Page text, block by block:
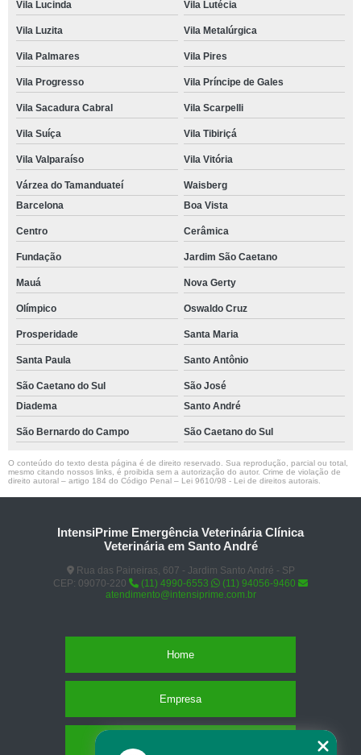
Vila Lucinda Vila Lutécia
Vila Luzita Vila Metalúrgica
Vila Palmares Vila Pires
Vila Progresso Vila Príncipe de Gales
Vila Sacadura Cabral Vila Scarpelli
Vila Suíça Vila Tibiriçá
Vila Valparaíso Vila Vitória
Várzea do Tamanduateí
Waisberg
Barcelona
Boa Vista
Centro Cerâmica
Fundação Jardim São Caetano
Mauá Nova Gerty
Olímpico Oswaldo Cruz
Prosperidade Santa Maria
Santa Paula Santo Antônio
São Caetano do Sul
São José
Diadema
Santo André
São Bernardo do Campo São Caetano do Sul
O conteúdo do texto desta página é de direito reservado. Sua reprodução, parcial ou total,
mesmo citando nossos links, é proibida sem a autorização do autor. Crime de violação de
direito autoral – artigo 184 do Código Penal – Lei 9610/98 - Lei de direitos autorais
IntensiPrime Emergência Veterinária Clínica
Veterinária em Santo André
Rua das Paineiras, 607 - Jardim Santo André - SP
CEP: 09070-220
(11) 4990-6553
(11) 94056-9460
atendimento@intensiprime.com.br
Home
Empresa